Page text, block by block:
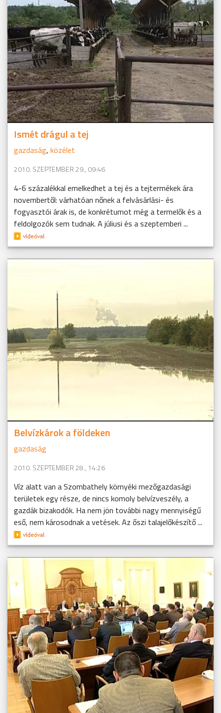
Ismét drágul a tej
gazdaság, közélet
2010. SZEPTEMBER 29., 09:46
4-6 százalékkal emelkedhet a tej és a tejtermékek ára
novembertől: várhatóan nőnek a felvásárlási- és
fogyasztói árak is, de konkrétumot még a termelők és a
feldolgozók sem tudnak. A júliusi és a szeptemberi ...
Belvízkárok a földeken
gazdaság
2010. SZEPTEMBER 28., 14:26
Víz alatt van a Szombathely környéki mezőgazdasági
területek egy része, de nincs komoly belvízveszély, a
gazdák bizakodók. Ha nem jön további nagy mennyiségű
eső, nem károsodnak a vetések. Az őszi talajelőkészítő ...